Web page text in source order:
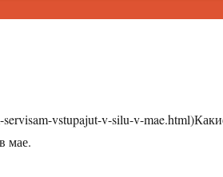
vstupajut-v-silu-v-
мае.